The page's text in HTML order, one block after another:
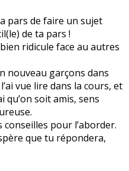
pars de faire un sujet
de ta pars !
ridicule face au autres
nouveau garçons dans
vue lire dans la cours, et
qu’on soit amis, sens
conseilles pour l’aborder.
que tu répondera,